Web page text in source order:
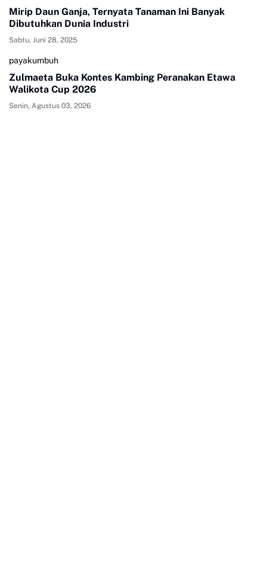
Mirip Daun Ganja, Ternyata Tanaman Ini Banyak
Dibutuhkan Dunia Industri
Sabtu, Juni 28, 2025
payakumbuh
Zulmaeta Buka Kontes Kambing Peranakan Etawa
Walikota Cup 2026
Senin, Agustus 03, 2026